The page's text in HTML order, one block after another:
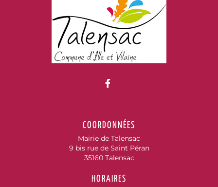
Lien vers le compte
COORDONNÉES
Mairie de Talensac
9 bis rue de Saint Péran
35160 Talensac
HORAIRES